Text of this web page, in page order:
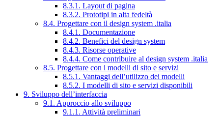
8.3.1. Layout di pagina
8.3.2. Prototipi in alta fedeltà
8.4. Progettare con il design system .italia
8.4.1. Documentazione
8.4.2. Benefici del design system
8.4.3. Risorse operative
8.4.4. Come contribuire al design system .italia
8.5. Progettare con i modelli di sito e servizi
8.5.1. Vantaggi dell’utilizzo dei modelli
8.5.2. I modelli di sito e servizi disponibili
9. Sviluppo dell’interfaccia
9.1. Approccio allo sviluppo
9.1.1. Attività preliminari